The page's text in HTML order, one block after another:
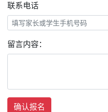
联系电话
留言内容：
确认报名